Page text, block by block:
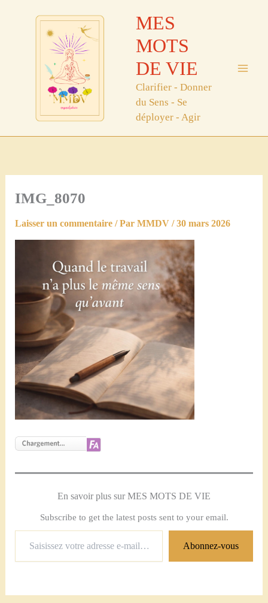
MES
MOTS
DE VIE
Clarifier - Donner
du Sens - Se
déployer - Agir
IMG_8070
Laisser un commentaire / Par MMDV /30 mars 2026
En savoir plus sur MES MOTS DE VIE
Subscribe to get the latest posts sent to your email.
votre
adresse
Abonnez-vous